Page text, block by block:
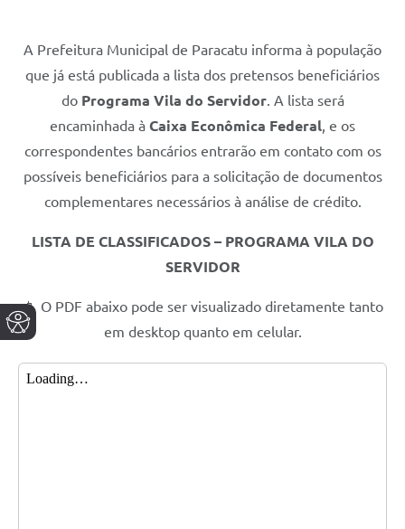
​A Prefeitura Municipal de Paracatu informa à população
que já está publicada a lista dos pretensos beneficiários
do Programa Vila do Servidor. A lista será
encaminhada à Caixa Econômica Federal, e os
correspondentes bancários entrarão em contato com os
possíveis beneficiários para a solicitação de documentos
complementares necessários à análise de crédito.
LISTA DE CLASSIFICADOS – PROGRAMA VILA DO
SERVIDOR
📱 O PDF abaixo pode ser visualizado diretamente tanto
em desktop quanto em celular.